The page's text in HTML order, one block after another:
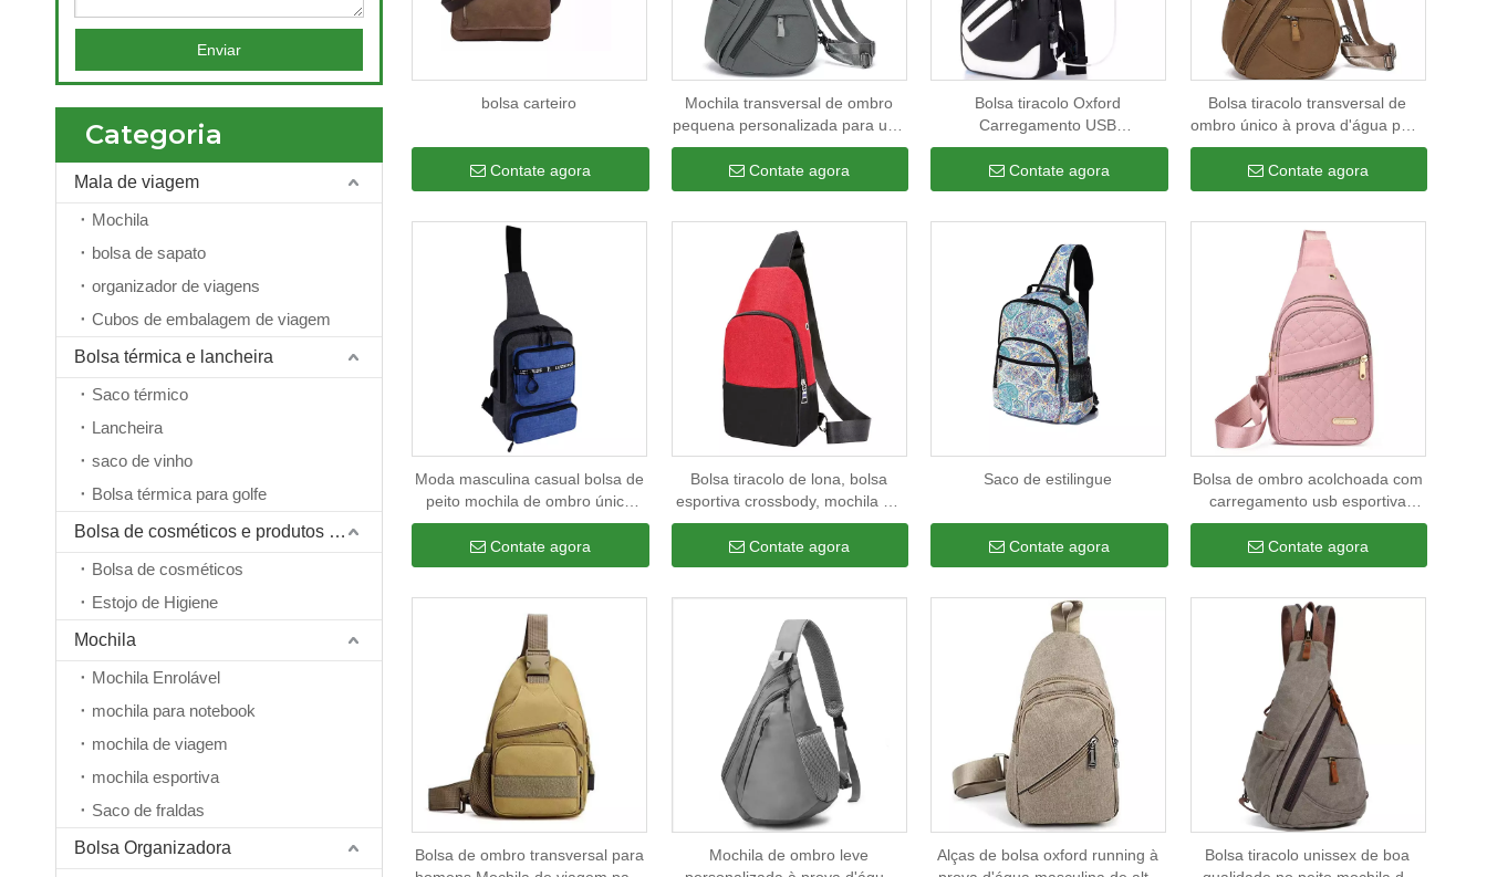
Enviar
Categoria
Mala de viagem
Mochila
bolsa de sapato
organizador de viagens
Cubos de embalagem de viagem
Bolsa térmica e lancheira
Saco térmico
Lancheira
saco de vinho
Bolsa térmica para golfe
Bolsa de cosméticos e produtos de higiene pessoal
Bolsa de cosméticos
Estojo de Higiene
Mochila
Mochila Enrolável
mochila para notebook
mochila de viagem
mochila esportiva
Saco de fraldas
Bolsa Organizadora
bolsa carteiro
Contate agora
Mochila transversal de ombro
pequena personalizada para uso
externo, ciclismo, caminhadas,
mochila de viagem, bolsa de
peito, logotipo
Contate agora
Bolsa tiracolo Oxford
Carregamento USB
Personalizada Impressa Men
Mini Mensageiro Mensageiro
Bolsa De Ombro No Peito À
Contate agora
Bolsa tiracolo transversal de
ombro único à prova d'água para
lazer empresarial bolsa de peito
de náilon streetwear para
homens
Contate agora
Moda masculina casual bolsa de
peito mochila de ombro único
bolsa tipo tiracolo USB tipo
tiracolo
Contate agora
Bolsa tiracolo de lona, ​​bolsa
esportiva crossbody, mochila de
um ombro com carregador usb
Contate agora
Saco de estilingue
Contate agora
Bolsa de ombro acolchoada com
carregamento usb esportiva
antifurto bolsa de ombro
feminina mochila feminina
Contate agora
Bolsa de ombro transversal para
Mochila de ombro leve
Alças de bolsa oxford running à
Bolsa tiracolo unissex de boa